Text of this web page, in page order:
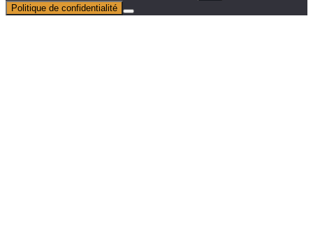
Politique de confidentialité